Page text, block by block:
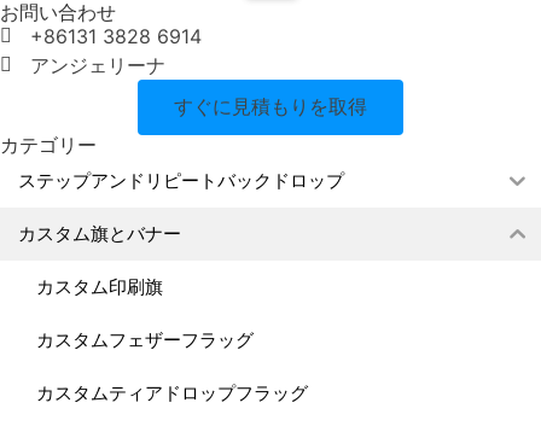
お問い合わせ
+86131 3828 6914
アンジェリーナ
すぐに見積もりを取得
カテゴリー
ステップアンドリピートバックドロップ
カスタム旗とバナー
カスタム印刷旗
カスタムフェザーフラッグ
カスタムティアドロップフラッグ